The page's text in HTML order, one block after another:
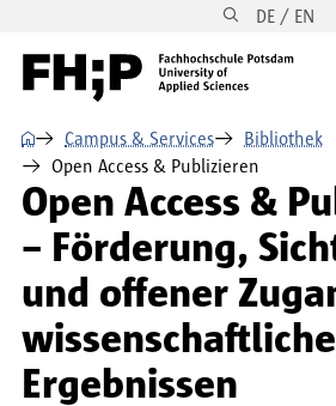
Direkt zur Hauptnavigation DE / EN
⌂ Campus & Services
Bibliothek
Open Access & Publizieren
Open Access &
– Förderung,
und offener
Ergebnissen